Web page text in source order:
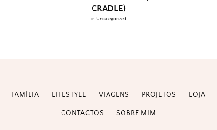
CRADLE)
in: Uncategorized
FAMÍLIA LIFESTYLE VIAGENS PROJETOS LOJA
CONTACTOS SOBRE MIM